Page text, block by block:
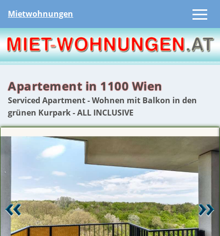
Mietwohnungen
Apartement in 1100 Wien
Serviced Apartment - Wohnen mit Balkon in den
grünen Kurpark - ALL INCLUSIVE